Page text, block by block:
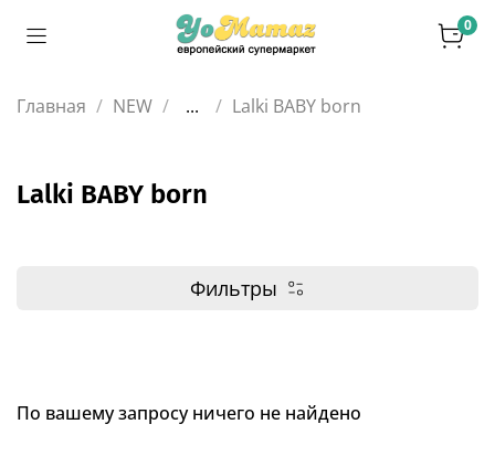
0
Главная NEW ... Lalki BABY born
Lalki BABY born
Фильтры
По вашему запросу ничего не найдено